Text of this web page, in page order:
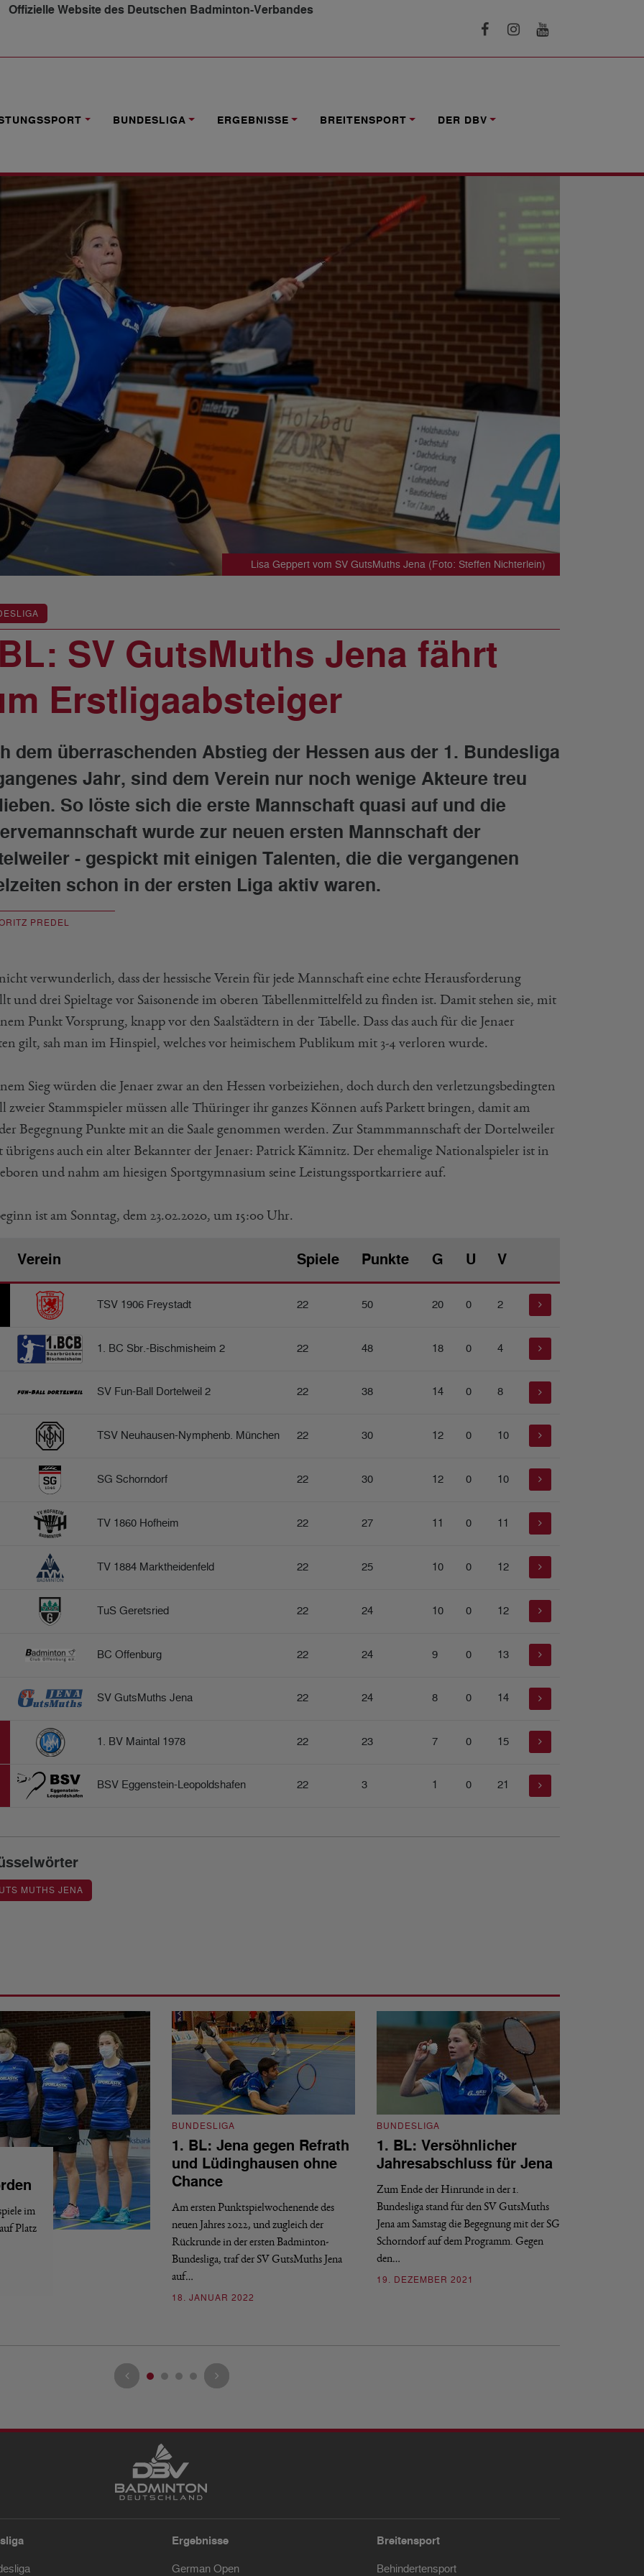
Offizielle Website des Deutschen Badminton-Verbandes
BUNDESLIGA ERGEBNISSE BREITENSPORT DER DBV
Lisa Geppert vom SV GutsMuths Jena (Foto: Steffen Nichterlein)
SV GutsMuths Jena fährt
Erstligaabsteiger
dem überraschenden Abstieg der Hessen aus der 1. Bundesliga
Jahr, sind dem Verein nur noch wenige Akteure treu
So löste sich die erste Mannschaft quasi auf und die
wurde zur neuen ersten Mannschaft der
- gespickt mit einigen Talenten, die die vergangenen
schon in der ersten Liga aktiv waren.
PREDEL
verwunderlich, dass der hessische Verein für jede Mannschaft eine echte Herausforderung
und drei Spieltage vor Saisonende im oberen Tabellenmittelfeld zu finden ist. Damit stehen sie, mit
Punkt Vorsprung, knapp vor den Saalstädtern in der Tabelle. Dass das auch für die Jenaer
gilt, sah man im Hinspiel, welches vor heimischem Publikum mit 3-4 verloren wurde.
Sieg würden die Jenaer zwar an den Hessen vorbeiziehen, doch durch den verletzungsbedingten
zweier Stammspieler müssen alle Thüringer ihr ganzes Können aufs Parkett bringen, damit am
Begegnung Punkte mit an die Saale genommen werden. Zur Stammmannschaft der Dortelweiler
übrigens auch ein alter Bekannter der Jenaer: Patrick Kämnitz. Der ehemalige Nationalspieler ist in
und nahm am hiesigen Sportgymnasium seine Leistungssportkarriere auf.
ist am Sonntag, dem 23.02.2020, um 15:00 Uhr.
Verein Spiele Punkte G U V
TSV 1906 Freystadt 22 50 20 0 2
1. BC Sbr.-Bischmisheim 2 22 48 18 0 4
SV Fun-Ball Dortelweil 2 22 38 14 0 8
TSV Neuhausen-Nymphenb. München 22 30 12 0 10
SG Schorndorf 22 30 12 0 10
TV 1860 Hofheim 22 27 11 0 11
TV 1884 Marktheidenfeld 22 25 10 0 12
TuS Geretsried 22 24 10 0 12
BC Offenburg 22 24 9 0 13
SV GutsMuths Jena 22 24 8 0 14
1. BV Maintal 1978 22 23 7 0 15
BSV Eggenstein-Leopoldshafen 22 3 1 0 21
MUTHS JENA
im
Platz
BUNDESLIGA
1. BL: Jena gegen Refrath
und Lüdinghausen ohne
Chance
Am ersten Punktspielwochenende des
neuen Jahres 2022, und zugleich der
Rückrunde in der ersten Badminton-
Bundesliga, traf der SV GutsMuths Jena
auf…
18. JANUAR 2022
BUNDESLIGA
1. BL: Versöhnlicher
Jahresabschluss für Jena
Zum Ende der Hinrunde in der 1.
Bundesliga stand für den SV GutsMuths
Jena am Samstag die Begegnung mit der SG
Schorndorf auf dem Programm. Gegen
den…
19. DEZEMBER 2021
Ergebnisse
German Open
Breitensport
Behindertensport